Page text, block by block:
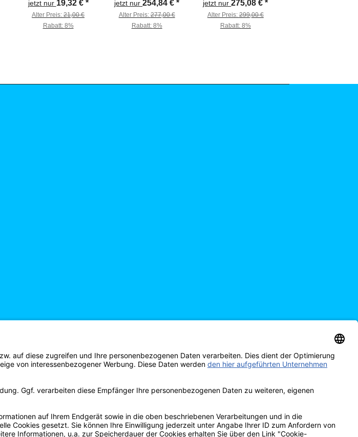
Desinfektionsspray,
125ml
jetzt nur 19,32 € *
Alter Preis:21,00 €
Rabatt: 8%
jetzt nur254,84 €*
Alter Preis:277,00 €
Rabatt: 8%
Screen
jetzt nur275,08 €*
Alter Preis: 299,00 €
Rabatt: 8%